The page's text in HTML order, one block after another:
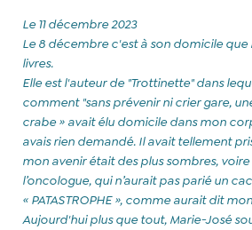
Le 11 décembre 2023
Le 8 décembre c'est à son domicile que
livres.
Elle est l'auteur de "Trottinette" dans
comment "sans prévenir ni crier gare,
crabe » avait élu domicile dans mon
avais rien demandé. Il avait tellement
mon avenir était des plus sombres,
l’oncologue, qui n’aurait pas parié un
« PATASTROPHE », comme aurait dit
Aujourd'hui plus que tout, Marie-José